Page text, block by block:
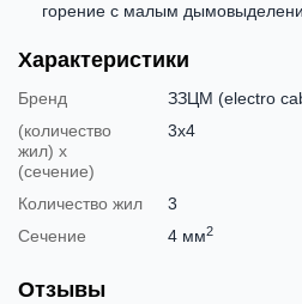
горение с малым
Характеристики
Бренд
ЗЗЦМ (electro
(количество
жил) х
(сечение)
3х4
Количество жил
3
Сечение
4 мм2
Отзывы